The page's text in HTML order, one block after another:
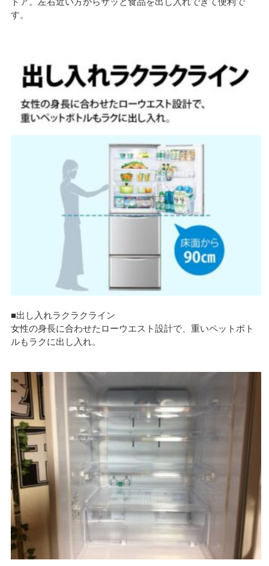
す。
■出し入れラクラクライン
女性の身長に合わせたローウエスト設計で、重いペットボト
ルもラクに出し入れ。